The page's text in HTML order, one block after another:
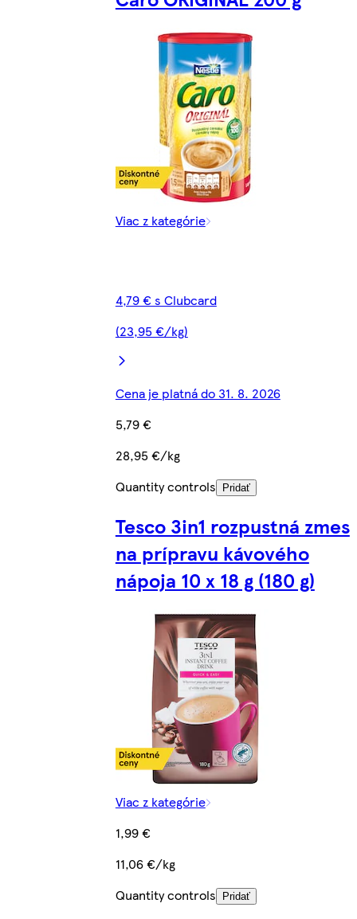
Viac z kategórie
4,79 € s Clubcard
(23,95 €/kg)
Cena je platná do 31. 8. 2026
5,79 €
28,95 €/kg
Quantity controls
Pridať
Tesco 3in1 rozpustná zmes
na prípravu kávového
nápoja 10 x 18 g (180 g)
Viac z kategórie
1,99 €
11,06 €/kg
Quantity controls
Pridať